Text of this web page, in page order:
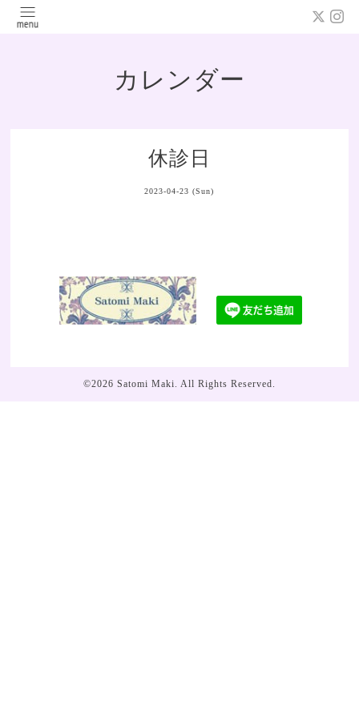
カレンダー
休診日
2023-04-23 (Sun)
©2026 Satomi Maki. All Rights Reserved.